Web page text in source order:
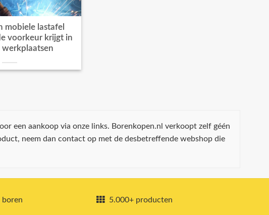
mobiele lastafel
voorkeur krijgt in
werkplaatsen
een aankoop via onze links. Borenkopen.nl verkoopt zelf géén
neem dan contact op met de desbetreffende webshop die
boren 5.000+ producten